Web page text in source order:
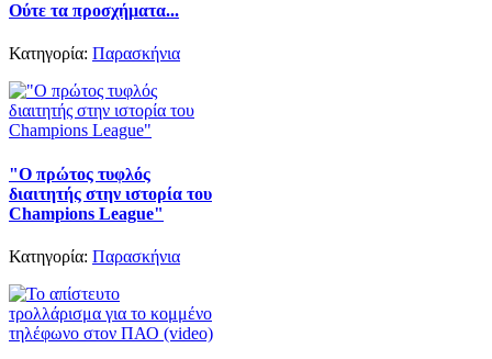
Ούτε τα προσχήματα...
Κατηγορία: Παρασκήνια
"Ο πρώτος τυφλός
διαιτητής στην ιστορία του
Champions League"
Κατηγορία: Παρασκήνια